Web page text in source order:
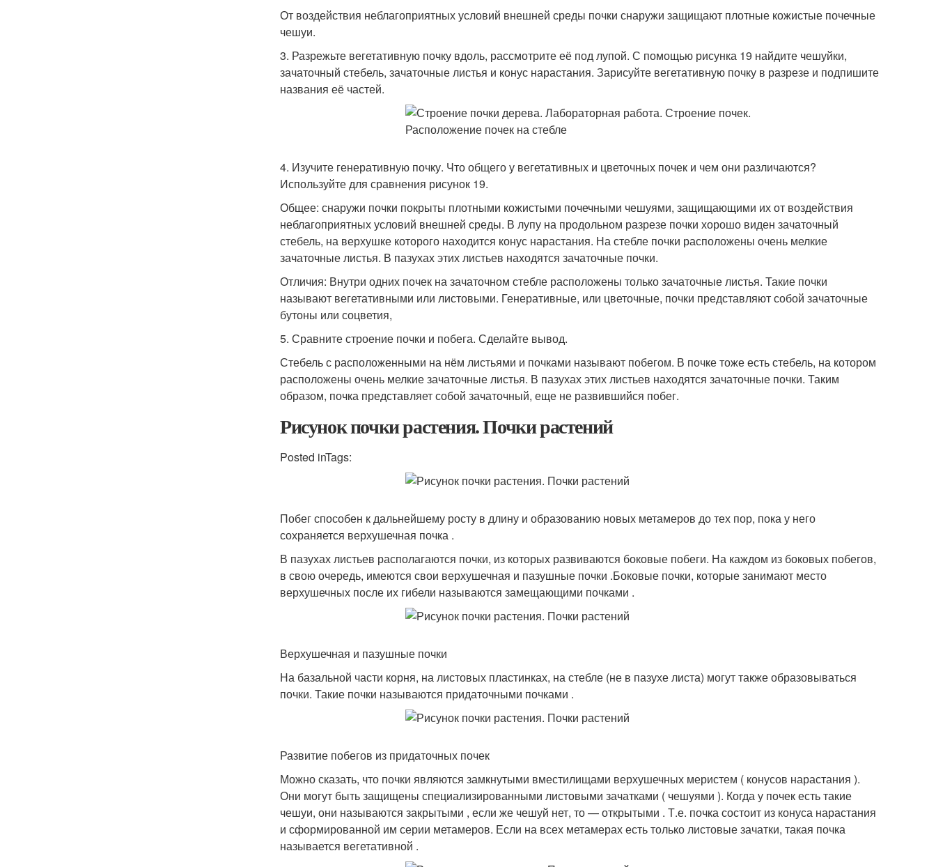
От воздействия неблагоприятных условий внешней среды почки снаружи защищают плотные кожистые почечные
чешуи.
3. Разрежьте вегетативную почку вдоль, рассмотрите её под лупой. С помощью рисунка 19 найдите чешуйки,
зачаточный стебель, зачаточные листья и конус нарастания. Зарисуйте вегетативную почку в разрезе и подпишите
названия её частей.
4. Изучите генеративную почку. Что общего у вегетативных и цветочных почек и чем они различаются?
Используйте для сравнения рисунок 19.
Общее: снаружи почки покрыты плотными кожистыми почечными чешуями, защищающими их от воздействия
неблагоприятных условий внешней среды. В лупу на продольном разрезе почки хорошо виден зачаточный
стебель, на верхушке которого находится конус нарастания. На стебле почки расположены очень мелкие
зачаточные листья. В пазухах этих листьев находятся зачаточные почки.
Отличия: Внутри одних почек на зачаточном стебле расположены только зачаточные листья. Такие почки
называют вегетативными или листовыми. Генеративные, или цветочные, почки представляют собой зачаточные
бутоны или соцветия,
5. Сравните строение почки и побега. Сделайте вывод.
Стебель с расположенными на нём листьями и почками называют побегом. В почке тоже есть стебель, на котором
расположены очень мелкие зачаточные листья. В пазухах этих листьев находятся зачаточные почки. Таким
образом, почка представляет собой зачаточный, еще не развившийся побег.
Рисунок почки растения. Почки растений
Posted inTags:
Побег способен к дальнейшему росту в длину и образованию новых метамеров до тех пор, пока у него
сохраняется верхушечная почка .
В пазухах листьев располагаются почки, из которых развиваются боковые побеги. На каждом из боковых побегов,
в свою очередь, имеются свои верхушечная и пазушные почки .Боковые почки, которые занимают место
верхушечных после их гибели называются замещающими почками .
Верхушечная и пазушные почки
На базальной части корня, на листовых пластинках, на стебле (не в пазухе листа) могут также образовываться
почки. Такие почки называются придаточными почками .
Развитие побегов из придаточных почек
Можно сказать, что почки являются замкнутыми вместилищами верхушечных меристем ( конусов нарастания ).
Они могут быть защищены специализированными листовыми зачатками ( чешуями ). Когда у почек есть такие
чешуи, они называются закрытыми , если же чешуй нет, то — открытыми . Т.е. почка состоит из конуса нарастания
и сформированной им серии метамеров. Если на всех метамерах есть только листовые зачатки, такая почка
называется вегетативной .